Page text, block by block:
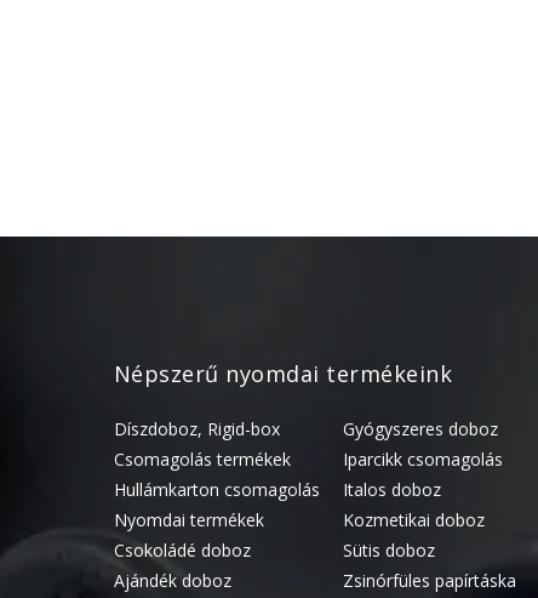
Népszerű nyomdai termékeink
Díszdoboz, Rigid-box
Csomagolás termékek
Hullámkarton csomagolás
Nyomdai termékek
Csokoládé doboz
Ajándék doboz
Gyógyszeres doboz
Iparcikk csomagolás
Italos doboz
Kozmetikai doboz
Sütis doboz
Zsinórfüles papírtáska